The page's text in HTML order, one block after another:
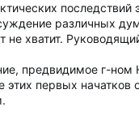
различных
хватит.
предвидимое г-
этих первых